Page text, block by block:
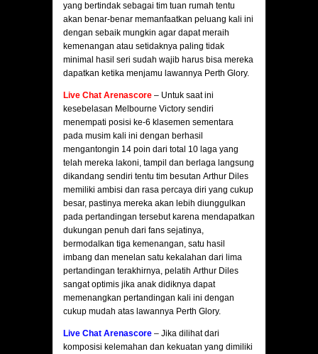
yang bertindak sebagai tim tuan rumah tentu
akan benar-benar memanfaatkan peluang kali ini
dengan sebaik mungkin agar dapat meraih
kemenangan atau setidaknya paling tidak
minimal hasil seri sudah wajib harus bisa mereka
dapatkan ketika menjamu lawannya Perth Glory.
Live Chat Arenascore – Untuk saat ini
kesebelasan Melbourne Victory sendiri
menempati posisi ke-6 klasemen sementara
pada musim kali ini dengan berhasil
mengantongin 14 poin dari total 10 laga yang
telah mereka lakoni, tampil dan berlaga langsung
dikandang sendiri tentu tim besutan Arthur Diles
memiliki ambisi dan rasa percaya diri yang cukup
besar, pastinya mereka akan lebih diunggulkan
pada pertandingan tersebut karena mendapatkan
dukungan penuh dari fans sejatinya,
bermodalkan tiga kemenangan, satu hasil
imbang dan menelan satu kekalahan dari lima
pertandingan terakhirnya, pelatih Arthur Diles
sangat optimis jika anak didiknya dapat
memenangkan pertandingan kali ini dengan
cukup mudah atas lawannya Perth Glory.
Live Chat Arenascore – Jika dilihat dari
komposisi kelemahan dan kekuatan yang dimiliki